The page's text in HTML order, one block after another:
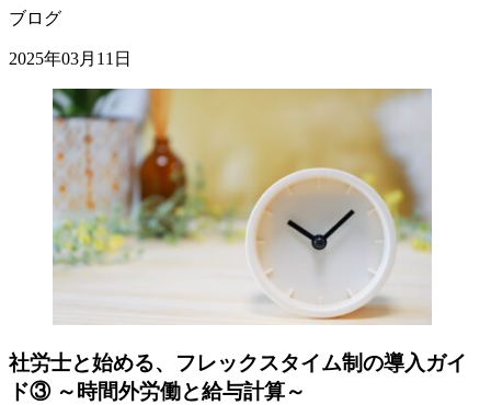
ブログ
2025年03月11日
社労士と始める、フレックスタイム制の導入ガイ
ド③ ～時間外労働と給与計算～